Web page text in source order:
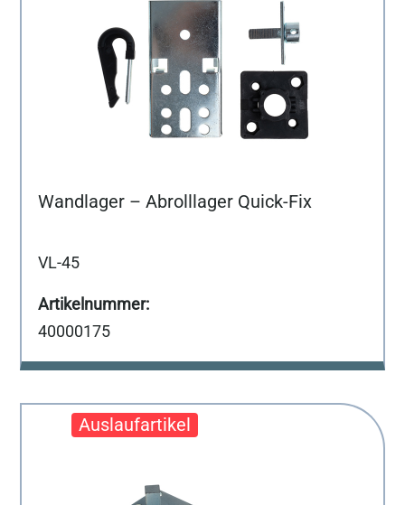
Wandlager – Abrolllager Quick-Fix
VL-45
40000175